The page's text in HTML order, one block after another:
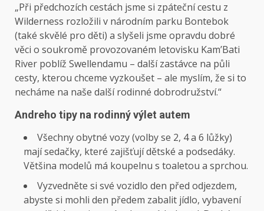
„Při předchozích cestách jsme si zpáteční cestu z
Wilderness rozložili v národním parku Bontebok
(také skvělé pro děti) a slyšeli jsme opravdu dobré
věci o soukromě provozovaném letovisku Kam’Bati
River poblíž Swellendamu – další zastávce na půli
cesty, kterou chceme vyzkoušet – ale myslím, že si to
necháme na naše další rodinné dobrodružství.“
Andreho tipy na rodinný výlet autem
Všechny obytné vozy (volby se 2, 4 a 6 lůžky)
mají sedačky, které zajišťují dětské a podsedáky.
Většina modelů má koupelnu s toaletou a sprchou.
Vyzvedněte si své vozidlo den před odjezdem,
abyste si mohli den předem zabalit jídlo, vybavení